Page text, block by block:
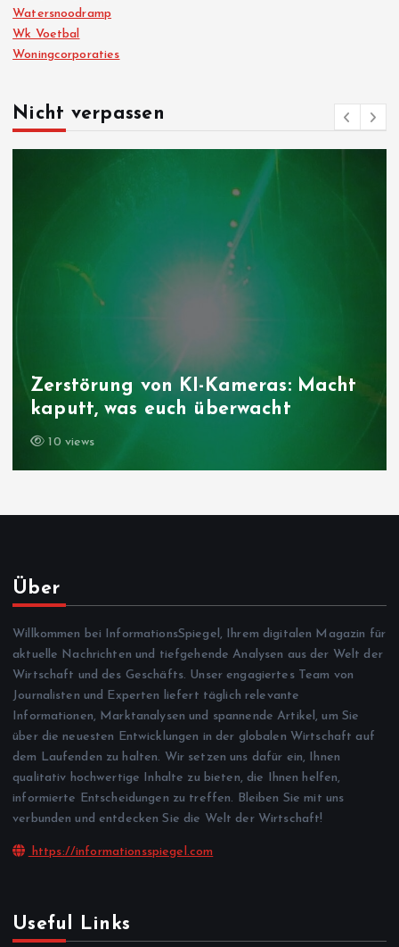
Watersnoodramp
Wk Voetbal
Woningcorporaties
Nicht verpassen
Zerstörung von KI-Kameras: Macht
kaputt, was euch überwacht
10 views
Über
Willkommen bei InformationsSpiegel, Ihrem digitalen Magazin für
aktuelle Nachrichten und tiefgehende Analysen aus der Welt der
Wirtschaft und des Geschäfts. Unser engagiertes Team von
Journalisten und Experten liefert täglich relevante
Informationen, Marktanalysen und spannende Artikel, um Sie
über die neuesten Entwicklungen in der globalen Wirtschaft auf
dem Laufenden zu halten. Wir setzen uns dafür ein, Ihnen
qualitativ hochwertige Inhalte zu bieten, die Ihnen helfen,
informierte Entscheidungen zu treffen. Bleiben Sie mit uns
verbunden und entdecken Sie die Welt der Wirtschaft!
https://informationsspiegel.com
Useful Links